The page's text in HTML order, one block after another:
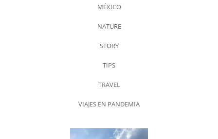
MÉXICO
NATURE
STORY
TIPS
TRAVEL
VIAJES EN PANDEMIA